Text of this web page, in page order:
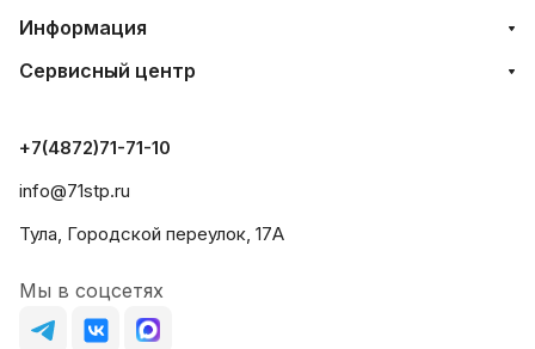
Информация
Сервисный центр
+7(4872)71-71-10
info@71stp.ru
Тула, Городской переулок, 17А
Мы в соцсетях